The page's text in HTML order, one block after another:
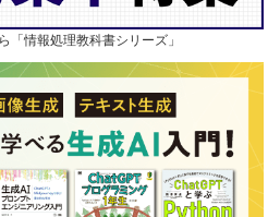
「情報処理教科書シリーズ」